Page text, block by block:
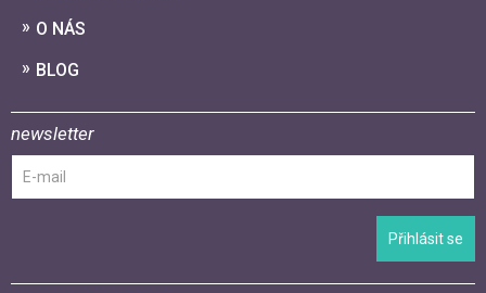
O NÁS
BLOG
newsletter
Přihlásit se